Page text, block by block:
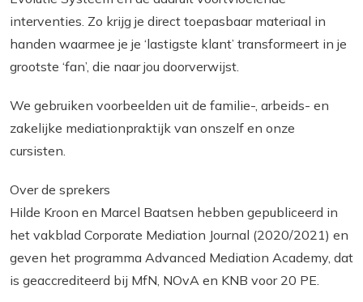
interventies. Zo krijg je direct toepasbaar materiaal in
handen waarmee je je ‘lastigste klant’ transformeert in je
grootste ‘fan’, die naar jou doorverwijst.
We gebruiken voorbeelden uit de familie-, arbeids- en
zakelijke mediationpraktijk van onszelf en onze
cursisten.
Over de sprekers
Hilde Kroon en Marcel Baatsen hebben gepubliceerd in
het vakblad Corporate Mediation Journal (2020/2021) en
geven het programma Advanced Mediation Academy, dat
is geaccrediteerd bij MfN, NOvA en KNB voor 20 PE.